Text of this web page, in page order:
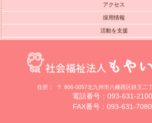
アクセス
採用情報
活動を支援
住所： 〒 806-0057北九州市八幡西区鉄王二
電話番号：093-631-2100
FAX番号：093-631-7080